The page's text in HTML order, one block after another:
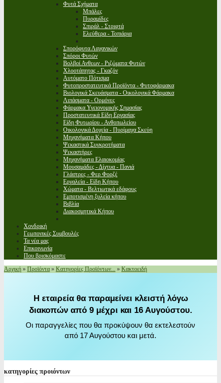
Φυτά Σχήματα
Μπάλες
Πυραμίδες
Σπιράλ - Στριφτά
Ελεύθερα - Τοπιάρια
Σπορόφυτα Λαχανικών
Σπόροι Φυτών
Βολβοί Ανθεων - Ριζώματα Φυτών
Χλοοτάπητας - Γκαζόν
Αυτόματο Πότισμα
Φυτοπροστατευτικά Προϊόντα - Φυτοφάρμακα
Βιολογικά Σκευάσματα - Οικολογικά Φάρμακα
Λιπάσματα - Ορμόνες
Φάρμακα Υγειονομικής Σημασίας
Προστατευτικά Είδη Εργασίας
Είδη Φυτωρίου - Ανθοπωλείου
Οικολογικά Δοχεία - Πυρίμαχα Σκεύη
Μηχανήματα Κήπου
Ψεκαστικά Συγκροτήματα
Ψεκαστήρες
Μηχανήματα Ελαιοκομίας
Μουσαμάδες - Δίχτυα - Πανιά
Γλάστρες - Φερ Φορζέ
Εργαλεία - Είδη Κήπου
Χώματα - Βελτιωτικά εδάφους
Εμποτισμένη ξυλεία κήπου
Βιβλία
Διακοσμητικά Κήπου
Χονδρική
Γεωπονικές Συμβουλές
Τα νέα μας
Επικοινωνία
Που βρισκόμαστε
Αρχική » Προϊόντα » Κατηγορίες Προϊόντων... » Κακτοειδή
Η εταιρεία θα παραμείνει κλειστή λόγω
διακοπών από 9 μέχρι και 16 Αυγούστου.
Οι παραγγελίες που θα προκύψουν θα εκτελεστούν
από 17 Αυγούστου και μετά.
κατηγορίες προιόντων